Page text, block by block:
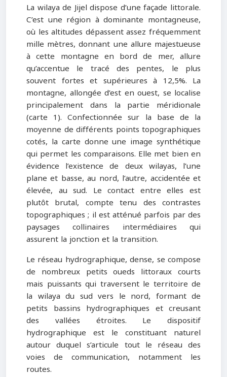
La wilaya de Jijel dispose d’une façade littorale.
C’est une région à dominante montagneuse,
où les altitudes dépassent assez fréquemment
mille mètres, donnant une allure majestueuse
à cette montagne en bord de mer, allure
qu’accentue le tracé des pentes, le plus
souvent fortes et supérieures à 12,5%. La
montagne, allongée d’est en ouest, se localise
principalement dans la partie méridionale
(carte 1). Confectionnée sur la base de la
moyenne de différents points topographiques
cotés, la carte donne une image synthétique
qui permet les comparaisons. Elle met bien en
évidence l’existence de deux wilayas, l’une
plane et basse, au nord, l’autre, accidentée et
élevée, au sud. Le contact entre elles est
plutôt brutal, compte tenu des contrastes
topographiques ; il est atténué parfois par des
paysages collinaires intermédiaires qui
assurent la jonction et la transition.
Le réseau hydrographique, dense, se compose
de nombreux petits oueds littoraux courts
mais puissants qui traversent le territoire de
la wilaya du sud vers le nord, formant de
petits bassins hydrographiques et creusant
des vallées étroites. Le dispositif
hydrographique est le constituant naturel
autour duquel s’articule tout le réseau des
voies de communication, notamment les
routes.